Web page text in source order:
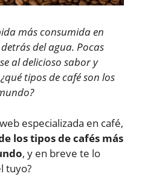
más consumida en
del agua. Pocas
al delicioso sabor y
tipos de café son los
especializada en café,
los tipos de cafés más
, y en breve te lo
tuyo?